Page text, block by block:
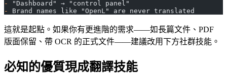
-
"Dashboard" → "control panel"
-
Brand names like "OpenL" are never translated
這就是起點。如果你有更進階的需求——如長篇文件、PDF
版面保留、帶 OCR 的正式文件——建議改用下方社群技能。
必知的優質現成翻譯技能